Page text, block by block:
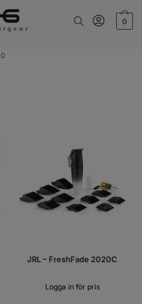
0
JRL – FreshFade 2020C
Logga in för pris